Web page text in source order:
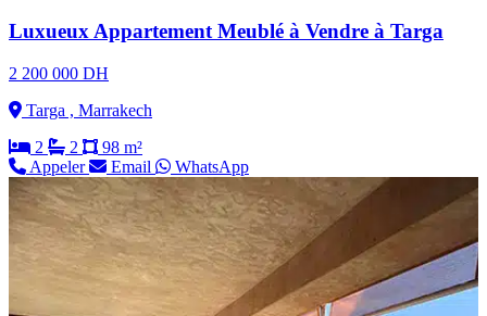
Luxueux Appartement Meublé à Vendre à Targa
2 200 000 DH
Targa , Marrakech
2
2
98 m²
Appeler
Email WhatsApp